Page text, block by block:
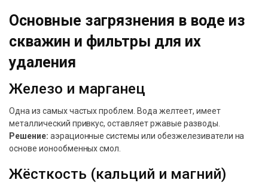
Основные загрязнения в воде из
скважин и фильтры для их
удаления
Железо и марганец
Одна из самых частых проблем. Вода желтеет, имеет
металлический привкус, оставляет ржавые разводы.
Решение: аэрационные системы или обезжелезиватели на
основе ионообменных смол.
Жёсткость (кальций и магний)